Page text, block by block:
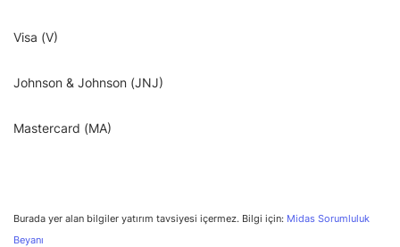
Visa (V)
Johnson & Johnson (JNJ)
Mastercard (MA)
Burada yer alan bilgiler yatırım tavsiyesi içermez. Bilgi için: Midas Sorumluluk
Beyanı